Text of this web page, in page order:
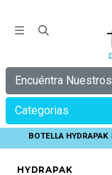
Encuéntra
Categorias
BOTELLA
HYDRAPAK